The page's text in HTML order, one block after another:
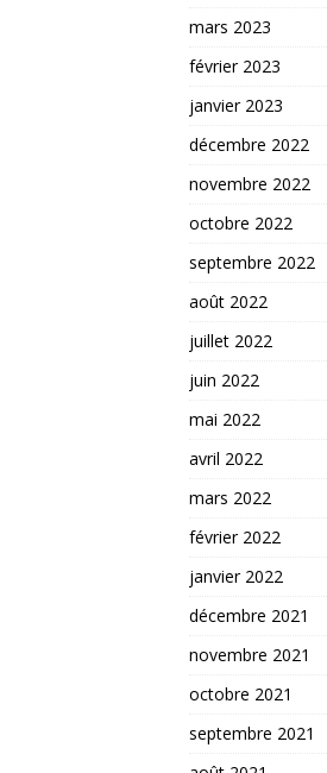
mars 2023
février 2023
janvier 2023
décembre 2022
novembre 2022
octobre 2022
septembre 2022
août 2022
juillet 2022
juin 2022
mai 2022
avril 2022
mars 2022
février 2022
janvier 2022
décembre 2021
novembre 2021
octobre 2021
septembre 2021